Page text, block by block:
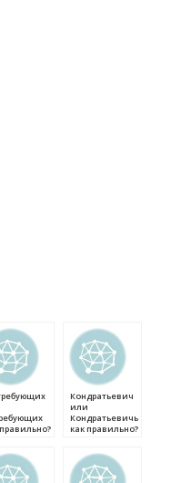
Кондратьевич
или
Кондратьевичь
как правильно?